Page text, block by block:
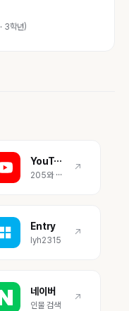
3학년)
YouTube
205와 엔트리
↗
Entry
lyh2315
↗
네이버
인물 검색
↗